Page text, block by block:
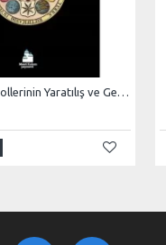
Mason Sembollerinin Yaratılış ve Gelişimi